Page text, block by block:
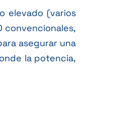
elevado (varios
convencionales,
asegurar una
la potencia,